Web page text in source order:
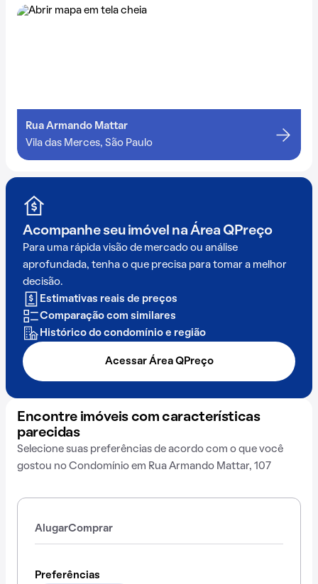
Rua Armando Mattar
Vila das Merces, São Paulo
Acompanhe seu imóvel na Área QPreço
Para uma rápida visão de mercado ou análise
aprofundada, tenha o que precisa para tomar a melhor
decisão.
Estimativas reais de preços
Comparação com similares
Histórico do condomínio e região
Acessar Área QPreço
Encontre imóveis com características
parecidas
Selecione suas preferências de acordo com o que você
gostou no Condomínio em Rua Armando Mattar, 107
AlugarComprar
Preferências